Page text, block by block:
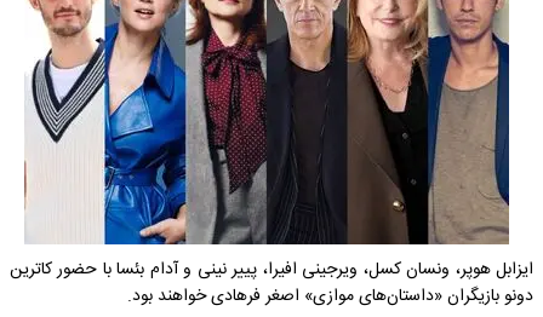
ایزابل هوپر، ونسان کسل، ویرجینی افیرا، پییر نینی و آدام بئسا با حضور کاترین
دونو بازیگران «داستان‌های موازی» اصغر فرهادی خواهند بود.